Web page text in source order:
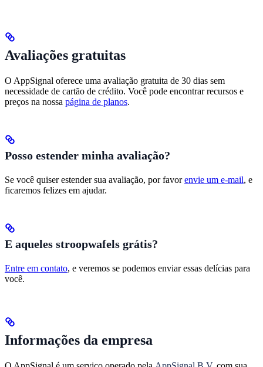
Avaliações gratuitas
O AppSignal oferece uma avaliação gratuita de 30 dias sem
necessidade de cartão de crédito. Você pode encontrar recursos e
preços na nossa página de planos.
Posso estender minha avaliação?
Se você quiser estender sua avaliação, por favorenvie um e-mail, e
ficaremos felizes em ajudar.
E aqueles stroopwafels grátis?
Entre em contato, e veremos se podemos enviar essas delícias para
você.
Informações da empresa